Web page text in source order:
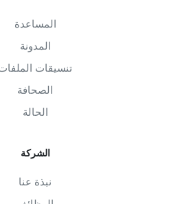
المساعدة
المدونة
تنسيقات الملفات
الصحافة
الحالة
الشركة
نبذة عنا